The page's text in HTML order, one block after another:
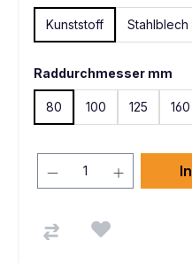
Kunststoff Stahlblech
Raddurchmesser mm
80 100 125 160